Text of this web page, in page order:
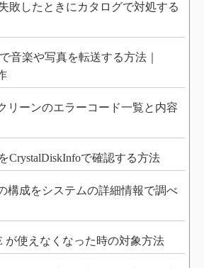
敗したときにカタログで対処する
音楽や写真を転送する方法｜
リーンのエラーコード一覧と内容
CrystalDiskInfoで確認する方法
構成をシステムの詳細情報で調べ
が使えなくなった時の対象方法